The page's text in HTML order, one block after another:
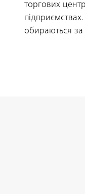
торгових
обираються